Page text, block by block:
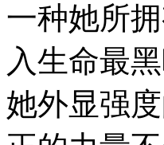
一种她所
入生命最
她外显强